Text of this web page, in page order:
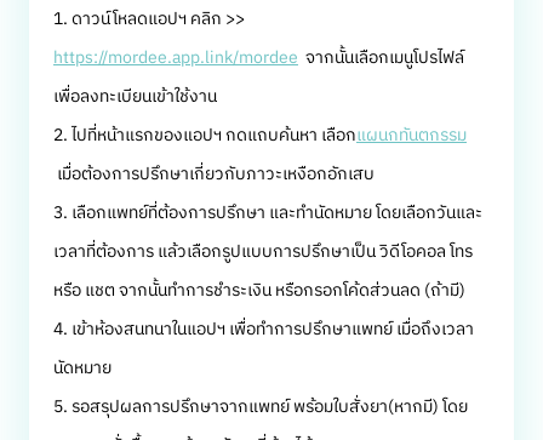
1. ดาวน์โหลดแอปฯ คลิก >>
https://mordee.app.link/mordee จากนั้นเลือกเมนูโปรไฟล์
เพื่อลงทะเบียนเข้าใช้งาน
2. ไปที่หน้าแรกของแอปฯ กดแถบค้นหา เลือกแผนกทันตกรรม
เมื่อต้องการปรึกษาเกี่ยวกับภาวะเหงือกอักเสบ
3. เลือกแพทย์ที่ต้องการปรึกษา และทำนัดหมาย โดยเลือกวันและ
เวลาที่ต้องการ แล้วเลือกรูปแบบการปรึกษาเป็น วิดีโอคอล โทร
หรือ แชต จากนั้นทำการชำระเงิน หรือกรอกโค้ดส่วนลด (ถ้ามี)
4. เข้าห้องสนทนาในแอปฯ เพื่อทำการปรึกษาแพทย์ เมื่อถึงเวลา
นัดหมาย
5. รอสรุปผลการปรึกษาจากแพทย์ พร้อมใบสั่งยา(หากมี) โดย